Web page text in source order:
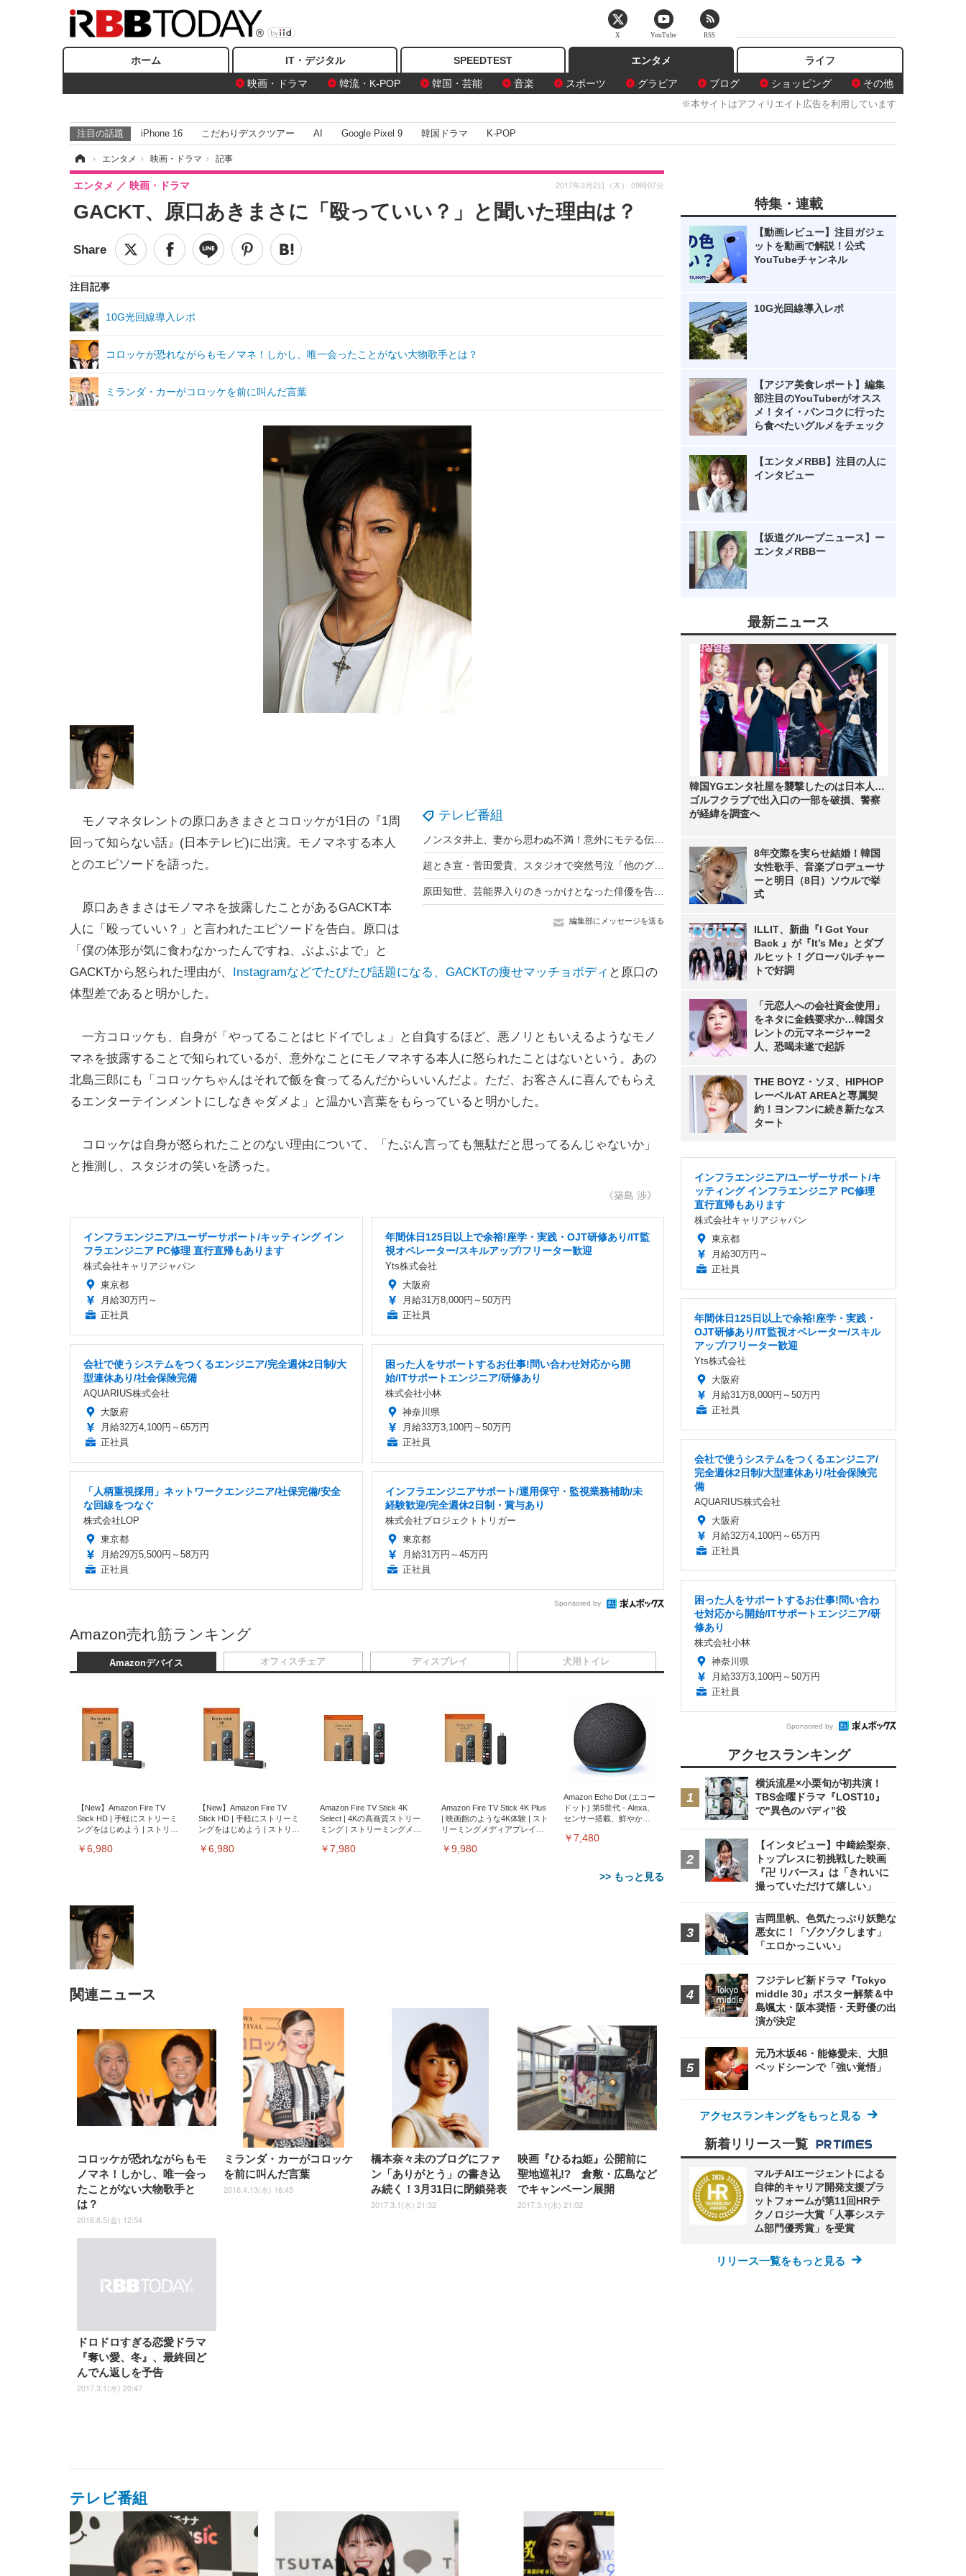
ホーム IT・デジタル SPEEDTEST
エンタメ
映画・ドラマ
韓流・K-POP 韓国・芸能 音楽 スポーツ グラビア ブログ ショッピング その他
ライフ
※本サイトはアフィリエイト広告を利用しています
注目の話題 iPhone 16 こだわりデスクツアー AI Google Pixel 9 韓国ドラマ K-POP
› エンタメ › 映画・ドラマ › 記事
GACKT、原口あきまさに「殴っていい？」と聞いた理由は？
エンタメ 映画・ドラマ 2017年3月2日（木） 09時07分
注目記事
10G光回線導入レポ
コロッケが恐れながらもモノマネ！しかし、唯一会ったことがない大物歌手とは？
ミランダ・カーがコロッケを前に叫んだ言葉
テレビ番組
編集部にメッセージを送る
モノマネタレントの原口あきまさとコロッケが1日の『1周
回って知らない話』(日本テレビ)に出演。モノマネする本人
とのエピソードを語った。
原口あきまさはモノマネを披露したことがあるGACKT本
人に「殴っていい？」と言われたエピソードを告白。原口は
「僕の体形が気に食わなかったんですね、ぶよぶよで」と
GACKTから怒られた理由が、 Instagramなどでたびたび話題になる、GACKTの痩せマッチョボディ と原口の
体型差であると明かした。
一方コロッケも、自身が「やってることはヒドイでしょ」と自負するほど、悪ノリともいえるようなモノ
マネを披露することで知られているが、意外なことにモノマネする本人に怒られたことはないという。あの
北島三郎にも「コロッケちゃんはそれで飯を食ってるんだからいいんだよ。ただ、お客さんに喜んでもらえ
るエンターテインメントにしなきゃダメよ」と温かい言葉をもらっていると明かした。
コロッケは自身が怒られたことのない理由について、「たぶん言っても無駄だと思ってるんじゃないか」
と推測し、スタジオの笑いを誘った。
《築島 渉》
インフラエンジニア/ユーザーサポート/キッティング イン
フラエンジニア PC修理 直行直帰もあります
株式会社キャリアジャパン
東京都
月給30万円～
正社員
年間休日125日以上で余裕!座学・実践・OJT研修あり/IT監
視オペレーター/スキルアップ/フリーター歓迎
Yts株式会社
大阪府
月給31万8,000円～50万円
正社員
会社で使うシステムをつくるエンジニア/完全週休2日制/大
型連休あり/社会保険完備
AQUARIUS株式会社
大阪府
月給32万4,100円～65万円
正社員
困った人をサポートするお仕事!問い合わせ対応から開
始/ITサポートエンジニア/研修あり
株式会社小林
神奈川県
月給33万3,100円～50万円
正社員
「人柄重視採用」ネットワークエンジニア/社保完備/安全
な回線をつなぐ
株式会社LOP
東京都
月給29万5,500円～58万円
正社員
インフラエンジニアサポート/運用保守・監視業務補助/未
経験歓迎/完全週休2日制・賞与あり
株式会社プロジェクトトリガー
東京都
月給31万円～45万円
正社員
Sponsored by
Amazon売れ筋ランキング
Amazonデバイス
【New】Amazon Fire TV
Stick HD | 手軽にストリーミ
ングをはじめよう | ストリー
￥6,980
【New】Amazon Fire TV
Stick HD | 手軽にストリーミ
ングをはじめよう | ストリー
￥6,980
Amazon Fire TV Stick 4K
Select | 4Kの高画質ストリー
ミング | ストリーミングメデ
￥7,980
Amazon Fire TV Stick 4K Plus
| 映画館のような4K体験 | スト
リーミングメディアプレイヤ
￥9,980
Amazon Echo Dot (エコー
ドット) 第5世代 - Alexa、
センサー搭載、鮮やかな
￥7,480
>> もっと見る
オフィスチェア
子 テレワーク 疲れない 跳ね
上げ式アームレスト コンパク
ト 約105度ロッキング pc 事務
椅子 360度回転 座面昇降 強化
ナイロン樹脂ベース 通気性メ
ッシュ 在宅ワーク H-
WY01(黒網+黒枠+黒足)
￥5,699
SIHOO B100 オフィスチェア
／デスクチェア メッシュチェ
ア 人間工学 疲れない ブラッ
ク
￥27,999
チェア 強化バックレスト 30
度ロッキング機能 人間工学 椅
子 腰サポート 90度跳ね上げ
式アームレスト 3Dヘッドレス
ト ハンガー付き 高反発クッシ
ョン PCチェア 通気性メッシ
ュ ゲーミング/勉強/事務用 お
しゃれ パソコンチェア (ブラ
ック)
￥7,680
チェア 疲れない テレワーク
チェア 強化バックレスト 30度
ロッキング機能 人間工学 椅子
腰サポート 90度跳ね上げ式ア
ームレスト 3Dヘッドレスト
ハンガー付き 高反発クッショ
ン PCチェア 通気性メッシュ
ゲーミング/勉強/事務用 おし
ゃれ パソコンチェア (ホワイ
ト)
￥7,680
ッシュ 通気性 ランバーサ
ポート付き 腰サポート ガ
ス圧無段階昇降 360度回
転 キャスター付き コンパ
クト 幅52×奥行58.5×高さ
84～96cm テレワーク 在
宅勤務 ブラック
￥4,139
ディスプレイ
EV3240X-WT | 31.5型4K
UHD・USB Type-C・ホワイ
￥105,595
EIZO ビジネス向けプレミア
ムモニター | FlexScan
EV2740X-WT | 27.0型4K
UHD・USB Type-C・ホワイ
ト
￥109,572
【純正品】27"ゲーミングモ
ニター DualSense 充電フッ
ク付き（CFI-ZDM1J）
￥49,979
【整備済み品】Dell
ニター フル
HD（1920×1080）VA 非光
沢 HDMI/DisplayPort/VGA
スピーカー内蔵 高さ調整 ス
イベル VESA対応
ComfortView ビジネス向け
￥15,800
Gaming Monitor 24” Essential ゲ
ーミングモニター QD 24.5インチ
1ms FHD 量子ドット 残像低減 (3
年保証 | 輝点保証 | 日本メーカー)
￥34,980
犬用トイレ
ーツ 薄型 レギュラー 1回使い
捨て 無香料 ホワイト 300枚
￥3,373
Amazonベーシック ペットシ
ーツ 厚型 ワイド 42枚x2袋(84
枚) ホワイト(吸収面:ライトブ
ルー)
￥3,234
ツ L 中型犬用 26枚入り 単品
ック) 【Amazon.co.jp限定】
Smart Basic アイリスオーヤマ
ペットシーツ 超厚型 お徳用
ワイド 100枚入 (x 1) (ケース
販売)
￥3,670
ュラー 200枚入
【Amazon.co.jp限定】
￥3,731
関連ニュース
コロッケが恐れながらもモ
ノマネ！しかし、唯一会っ
たことがない大物歌手と
は？
2016.8.5(金) 12:54
ミランダ・カーがコロッケ
を前に叫んだ言葉
2016.4.13(水) 16:45
橋本奈々未のブログにファ
ン「ありがとう」の書き込
み続く！3月31日に閉鎖発表
2017.3.1(水) 21:32
映画『ひるね姫』公開前に
聖地巡礼!? 倉敷・広島など
でキャンペーン展開
2017.3.1(水) 21:02
ドロドロすぎる恋愛ドラマ
『奪い愛、冬』、最終回ど
んでん返しを予告
2017.3.1(水) 20:47
テレビ番組
特集・連載
【動画レビュー】注目ガジェ
ットを動画で解説！公式
YouTubeチャンネル
10G光回線導入レポ
【アジア美食レポート】編集
部注目のYouTuberがオスス
メ！タイ・バンコクに行った
ら食べたいグルメをチェック
【エンタメRBB】注目の人に
インタビュー
【坂道グループニュース】ー
エンタメRBBー
最新ニュース
韓国YGエンタ社屋を襲撃したのは日本人…
ゴルフクラブで出入口の一部を破損、警察
が経緯を調査へ
8年交際を実らせ結婚！韓国
女性歌手、音楽プロデューサ
ーと明日（8日）ソウルで挙
式
ILLIT、新曲『I Got Your
Back 』が『It’s Me』とダブ
ルヒット！グローバルチャー
トで好調
「元恋人への会社資金使用」
をネタに金銭要求か…韓国タ
レントの元マネージャー2
人、恐喝未遂で起訴
THE BOYZ・ソヌ、HIPHOP
レーベルAT AREAと専属契
約！ヨンフンに続き新たなス
タート
インフラエンジニア/ユーザーサポート/キ
ッティング インフラエンジニア PC修理
直行直帰もあります
株式会社キャリアジャパン
東京都
月給30万円～
正社員
年間休日125日以上で余裕!座学・実践・
OJT研修あり/IT監視オペレーター/スキル
アップ/フリーター歓迎
Yts株式会社
大阪府
月給31万8,000円～50万円
正社員
会社で使うシステムをつくるエンジニア/
完全週休2日制/大型連休あり/社会保険完
備
AQUARIUS株式会社
大阪府
月給32万4,100円～65万円
正社員
困った人をサポートするお仕事!問い合わ
せ対応から開始/ITサポートエンジニア/研
修あり
株式会社小林
神奈川県
月給33万3,100円～50万円
正社員
Sponsored by
アクセスランキング
横浜流星×小栗旬が初共演！
TBS金曜ドラマ『LOST10』
で"異色のバディ”役
【インタビュー】中﨑絵梨奈、
トップレスに初挑戦した映画
『卍 リバース』は「きれいに
撮っていただけて嬉しい」
吉岡里帆、色気たっぷり妖艶な
悪女に！「ゾクゾクします」
「エロかっこいい」
フジテレビ新ドラマ『Tokyo
middle 30』ポスター解禁＆中
島颯太・阪本奨悟・天野優の出
演が決定
元乃木坂46・能條愛未、大胆
ベッドシーンで「強い覚悟」
アクセスランキングをもっと見る
新着リリース一覧
マルチAIエージェントによる
自律的キャリア開発支援プラ
ットフォームが第11回HRテ
クノロジー大賞「人事システ
ム部門優秀賞」を受賞
リリース一覧をもっと見る
X YouTube RSS